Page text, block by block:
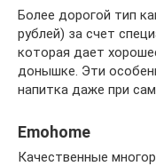
Более дорогой тип
рублей) за счет
которая дает
донышке. Эти
напитка даже при
Emohome
Качественные